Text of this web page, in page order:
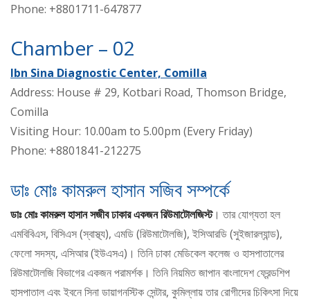
Phone: +8801711-647877
Chamber – 02
Ibn Sina Diagnostic Center, Comilla
Address: House # 29, Kotbari Road, Thomson Bridge,
Comilla
Visiting Hour: 10.00am to 5.00pm (Every Friday)
Phone: +8801841-212275
ডাঃ মোঃ কামরুল হাসান সজিব সম্পর্কে
ডাঃ মোঃ কামরুল হাসান সজীব ঢাকার একজন রিউমাটোলজিস্ট। তার যোগ্যতা হল
এমবিবিএস, বিসিএস (স্বাস্থ্য), এমডি (রিউমাটোলজি), ইসিআরডি (সুইজারল্যান্ড),
ফেলো সদস্য, এসিআর (ইউএসএ)। তিনি ঢাকা মেডিকেল কলেজ ও হাসপাতালের
রিউমাটোলজি বিভাগের একজন পরামর্শক। তিনি নিয়মিত জাপান বাংলাদেশ ফ্রেন্ডশিপ
হাসপাতাল এবং ইবনে সিনা ডায়াগনস্টিক সেন্টার, কুমিল্লায় তার রোগীদের চিকিৎসা দিয়ে